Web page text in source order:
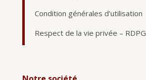
Condition générales d’utilisation
Respect de la vie privée – RDPG